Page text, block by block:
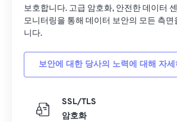
보호합니다. 고급 암호화, 안전한 데이터
모니터링을 통해 데이터 보안의 모든 측
니다.
보안에 대한 당사의 노력에 대해 자
SSL/TLS
암호화